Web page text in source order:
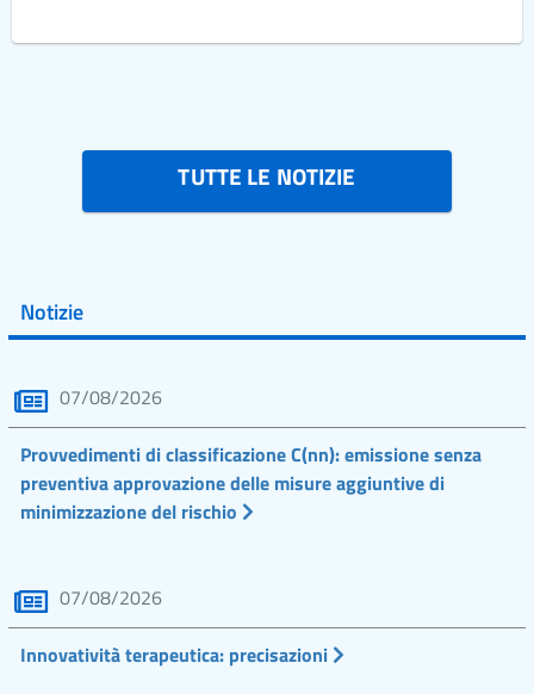
TUTTE LE NOTIZIE
Notizie
07/08/2026
Provvedimenti di classificazione C(nn): emissione senza
preventiva approvazione delle misure aggiuntive di
minimizzazione del rischio
07/08/2026
Innovatività terapeutica: precisazioni